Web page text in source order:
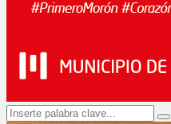
Search